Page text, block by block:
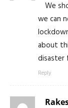
We
we can
about
disaster
Reply